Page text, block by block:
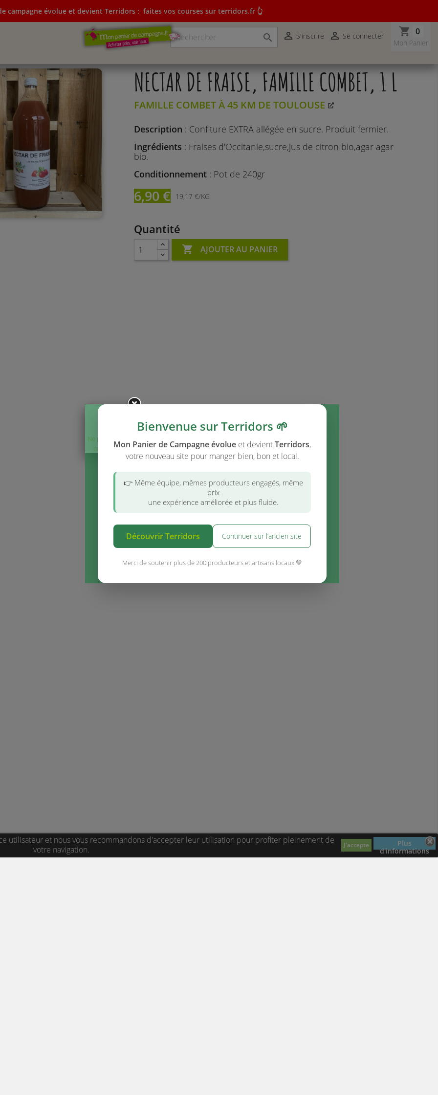
campagne évolue et devient Terridors : faites vos courses sur terridors.fr 👆
utilisateur et nous vous recommandons d'accepter leur utilisation pour profiter pleinement de
votre navigation.
J'accepte
Plus
d'informations
  S'inscrire  Se connecter shopping_cart 0
Mon Panier
évolue et devient Terridors:faites vos courses sur terridors.fr 👆
NECTAR DE FRAISE, FAMILLE COMBET, 1 L
FAMILLE COMBET À 45 KM DE TOULOUSE
Description : Confiture EXTRA allégée en sucre. Produit fermier.
Ingrédients : Fraises d'Occitanie,sucre,jus de citron bio,agar agar
bio.
Conditionnement : Pot de 240gr
6,90 € 19,17 €/KG
Quantité
 AJOUTER AU PANIER
Bienvenue sur Terridors 🌱
Mon Panier de Campagne évolue et devientTerridors,
votre nouveau site pour manger bien, bon et local.
👉 Même équipe, mêmes producteurs engagés, même
prix
une expérience améliorée et plus fluide.
Découvrir Terridors Continuer sur l’ancien site
Merci de soutenir plus de 200 producteurs et artisans locaux 💚
Ne plus afficher
ce message